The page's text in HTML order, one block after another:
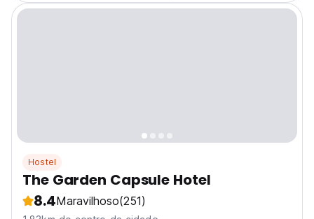
Hostel
The Garden Capsule Hotel
8.4Maravilhoso(251)